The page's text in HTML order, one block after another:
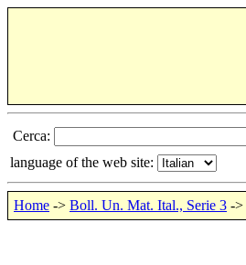
Cerca:
language of the web site:
Home -> Boll. Un. Mat. Ital., Serie 3 ->